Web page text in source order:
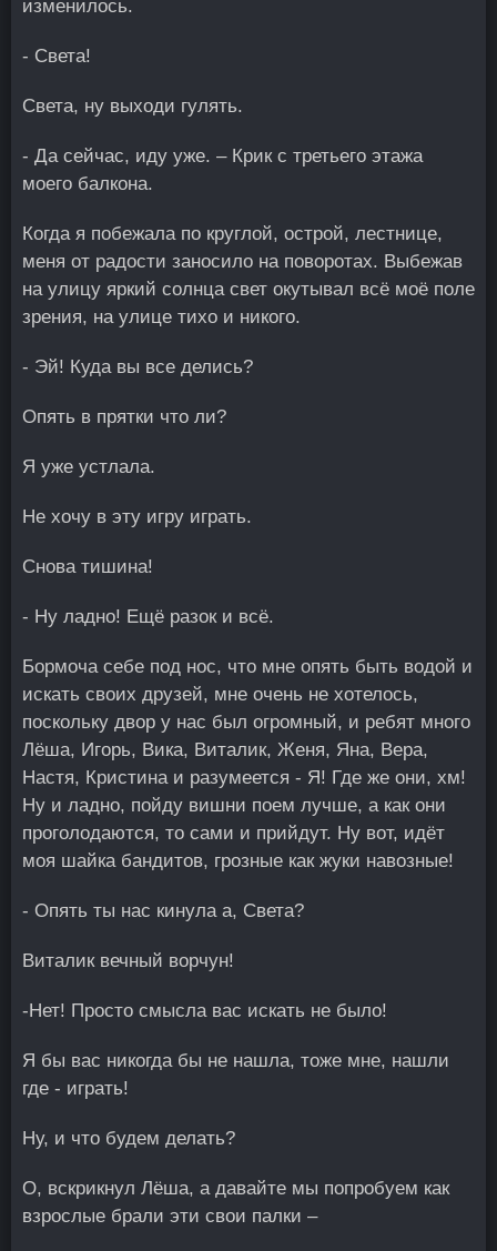
изменилось.
- Света!
Света, ну выходи гулять.
- Да сейчас, иду уже. – Крик с третьего этажа
моего балкона.
Когда я побежала по круглой, острой, лестнице,
меня от радости заносило на поворотах. Выбежав
на улицу яркий солнца свет окутывал всё моё поле
зрения, на улице тихо и никого.
- Эй! Куда вы все делись?
Опять в прятки что ли?
Я уже устлала.
Не хочу в эту игру играть.
Снова тишина!
- Ну ладно! Ещё разок и всё.
Бормоча себе под нос, что мне опять быть водой и
искать своих друзей, мне очень не хотелось,
поскольку двор у нас был огромный, и ребят много
Лёша, Игорь, Вика, Виталик, Женя, Яна, Вера,
Настя, Кристина и разумеется - Я! Где же они, хм!
Ну и ладно, пойду вишни поем лучше, а как они
проголодаются, то сами и прийдут. Ну вот, идёт
моя шайка бандитов, грозные как жуки навозные!
- Опять ты нас кинула а, Света?
Виталик вечный ворчун!
-Нет! Просто смысла вас искать не было!
Я бы вас никогда бы не нашла, тоже мне, нашли
где - играть!
Ну, и что будем делать?
О, вскрикнул Лёша, а давайте мы попробуем как
взрослые брали эти свои палки –